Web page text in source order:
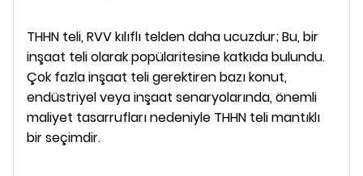
THHN teli, RVV kılıflı telden daha ucuzdur; Bu, bir
inşaat teli olarak popülaritesine katkıda bulundu.
Çok fazla inşaat teli gerektiren bazı konut,
endüstriyel veya inşaat senaryolarında, önemli
maliyet tasarrufları nedeniyle THHN teli mantıklı
bir seçimdir.